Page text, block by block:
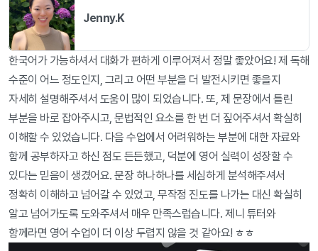
한국어가 가능하셔서 대화가 편하게 이루어져서 정말 좋았어요! 제 독해
수준이 어느 정도인지, 그리고 어떤 부분을 더 발전시키면 좋을지
자세히 설명해주셔서 도움이 많이 되었습니다. 또, 제 문장에서 틀린
부분을 바로 잡아주시고, 문법적인 요소를 한 번 더 짚어주셔서 확실히
이해할 수 있었습니다. 다음 수업에서 어려워하는 부분에 대한 자료와
함께 공부하자고 하신 점도 든든했고, 덕분에 영어 실력이 성장할 수
있다는 믿음이 생겼어요. 문장 하나하나를 세심하게 분석해주셔서
정확히 이해하고 넘어갈 수 있었고, 무작정 진도를 나가는 대신 확실히
알고 넘어가도록 도와주셔서 매우 만족스럽습니다. 제니 튜터와
함께라면 영어 수업이 더 이상 두렵지 않을 것 같아요! ㅎㅎ
Jenny.K